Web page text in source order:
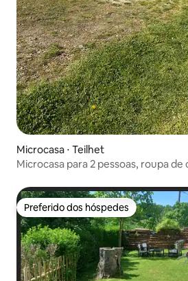
Microcasa ⋅ Teilhet
Microcasa para 2 pessoas, roupa de
Preferido dos hóspedes
Preferido dos hóspedes